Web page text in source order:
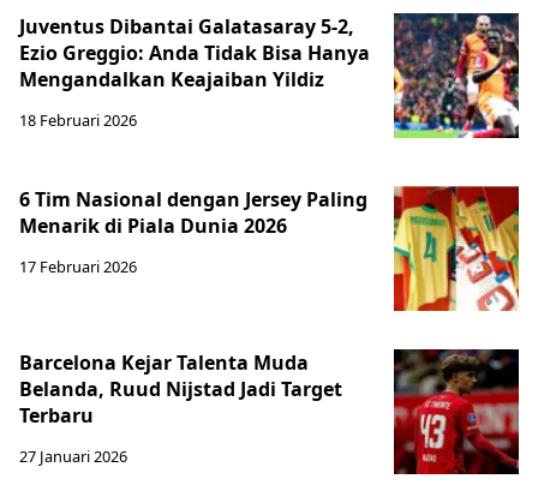
Juventus Dibantai Galatasaray 5-2,
Ezio Greggio: Anda Tidak Bisa Hanya
Mengandalkan Keajaiban Yildiz
18 Februari 2026
6 Tim Nasional dengan Jersey Paling
Menarik di Piala Dunia 2026
17 Februari 2026
Barcelona Kejar Talenta Muda
Belanda, Ruud Nijstad Jadi Target
Terbaru
27 Januari 2026